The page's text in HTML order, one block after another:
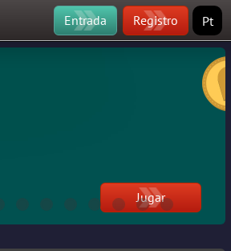
Entrada Registro Pt
Jugar